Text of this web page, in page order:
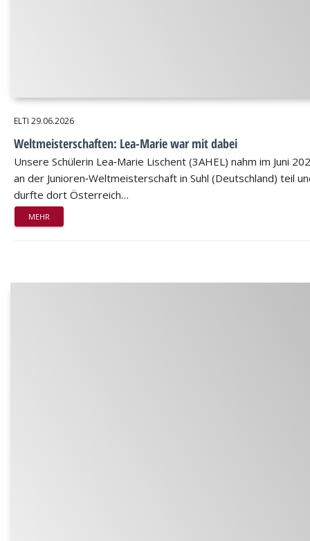
ELTI 29.06.2026
Weltmeisterschaften: Lea-Marie war mit dabei
Unsere Schülerin Lea‑Marie Lischent (3AHEL) nahm im Juni
an der Junioren‑Weltmeisterschaft in Suhl (Deutschland) teil
durfte dort Österreich…
MEHR